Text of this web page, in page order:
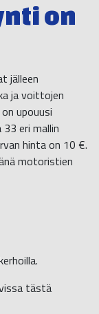
on
jälleen
ja voittojen
upouusi
eri mallin
hinta on 10 €.
motoristien
tästä